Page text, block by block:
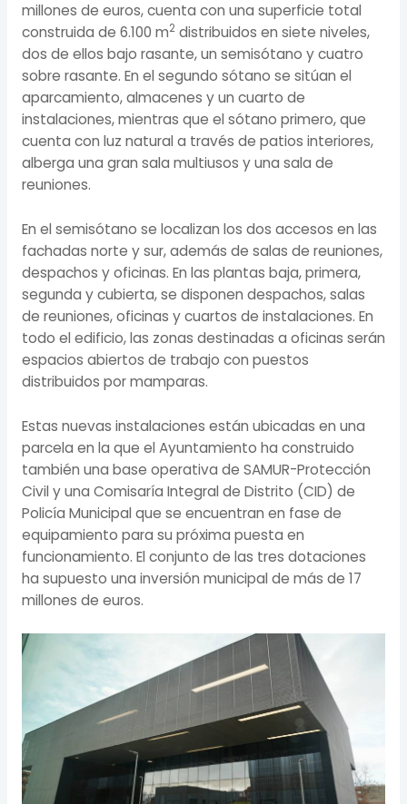
millones de euros, cuenta con una superficie total
construida de 6.100 m2distribuidos en siete niveles,
dos de ellos bajo rasante, un semisótano y cuatro
sobre rasante. En el segundo sótano se sitúan el
aparcamiento, almacenes y un cuarto de
instalaciones, mientras que el sótano primero, que
cuenta con luz natural a través de patios interiores,
alberga una gran sala multiusos y una sala de
reuniones.
En el semisótano se localizan los dos accesos en las
fachadas norte y sur, además de salas de reuniones,
despachos y oficinas. En las plantas baja, primera,
segunda y cubierta, se disponen despachos, salas
de reuniones, oficinas y cuartos de instalaciones. En
todo el edificio, las zonas destinadas a oficinas serán
espacios abiertos de trabajo con puestos
distribuidos por mamparas.
Estas nuevas instalaciones están ubicadas en una
parcela en la que el Ayuntamiento ha construido
también una base operativa de SAMUR-Protección
Civil y una Comisaría Integral de Distrito (CID) de
Policía Municipal que se encuentran en fase de
equipamiento para su próxima puesta en
funcionamiento. El conjunto de las tres dotaciones
ha supuesto una inversión municipal de más de 17
millones de euros.